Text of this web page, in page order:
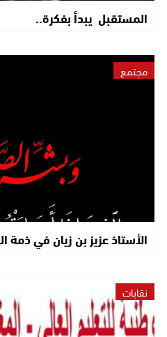
المستقبل يبدأ بفكرة..
مجتمع
الأستاذ عزيز بن زيان في ذمة
نقابات